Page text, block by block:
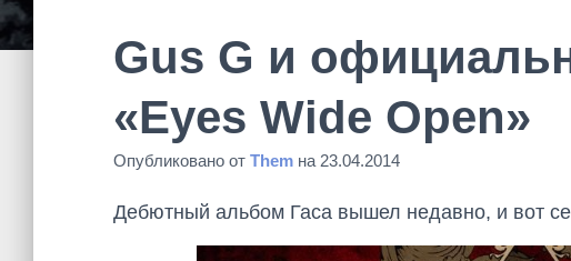
Gus G и
«Eyes Wide Open»
Опубликовано от Them на 23.04.2014
Дебютный альбом Гаса вышел недавно, и вот